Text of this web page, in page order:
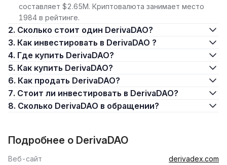
составляет $2.65M. Криптовалюта занимает место
1984 в рейтинге.
2. Сколько стоит один DerivaDAO?
3. Как инвестировать в DerivaDAO ?
4. Где купить DerivaDAO?
5. Как купить DerivaDAO?
6. Как продать DerivaDAO?
7. Стоит ли инвестировать в DerivaDAO?
8. Сколько DerivaDAO в обращении?
Подробнее о DerivaDAO
Веб-сайт
derivadex.com